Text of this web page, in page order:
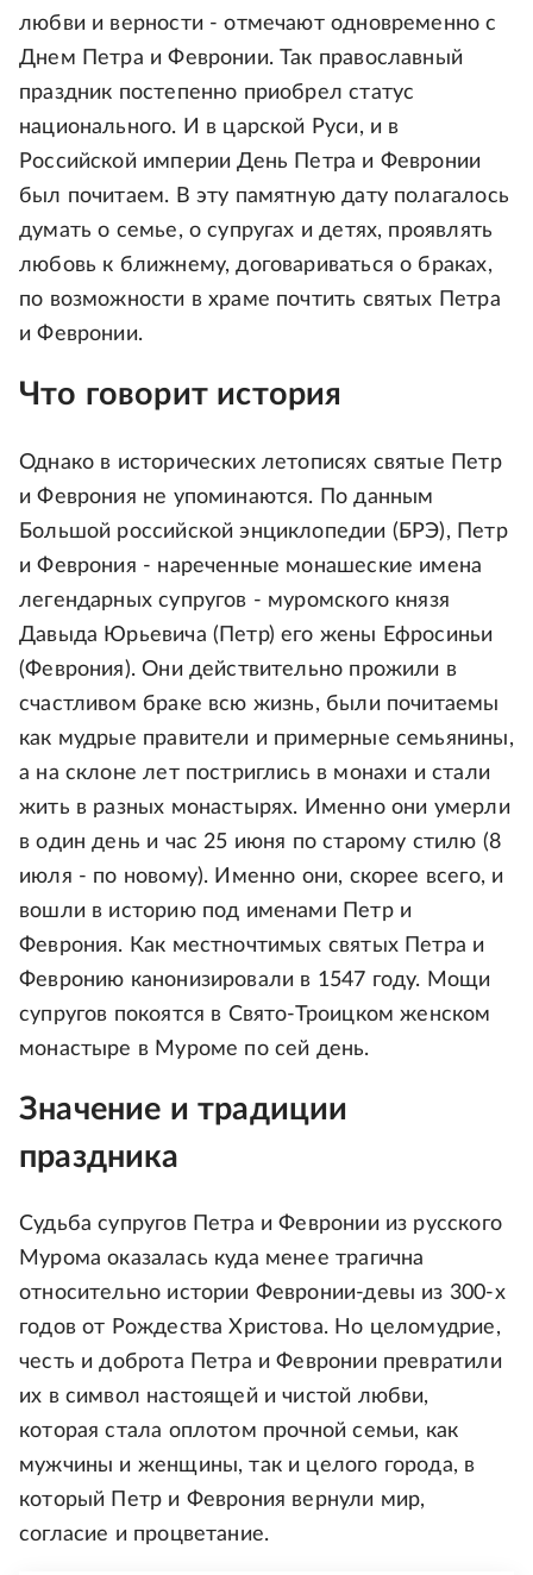
любви и верности - отмечают одновременно с
Днем Петра и Февронии. Так православный
праздник постепенно приобрел статус
национального. И в царской Руси, и в
Российской империи День Петра и Февронии
был почитаем. В эту памятную дату полагалось
думать о семье, о супругах и детях, проявлять
любовь к ближнему, договариваться о браках,
по возможности в храме почтить святых Петра
и Февронии.
Что говорит история
Однако в исторических летописях святые Петр
и Феврония не упоминаются. По данным
Большой российской энциклопедии (БРЭ), Петр
и Феврония - нареченные монашеские имена
легендарных супругов - муромского князя
Давыда Юрьевича (Петр) его жены Ефросиньи
(Феврония). Они действительно прожили в
счастливом браке всю жизнь, были почитаемы
как мудрые правители и примерные семьянины,
а на склоне лет постриглись в монахи и стали
жить в разных монастырях. Именно они умерли
в один день и час 25 июня по старому стилю (8
июля - по новому). Именно они, скорее всего, и
вошли в историю под именами Петр и
Феврония. Как местночтимых святых Петра и
Февронию канонизировали в 1547 году. Мощи
супругов покоятся в Свято-Троицком женском
монастыре в Муроме по сей день.
Значение и традиции
праздника
Судьба супругов Петра и Февронии из русского
Мурома оказалась куда менее трагична
относительно истории Февронии-девы из 300-х
годов от Рождества Христова. Но целомудрие,
честь и доброта Петра и Февронии превратили
их в символ настоящей и чистой любви,
которая стала оплотом прочной семьи, как
мужчины и женщины, так и целого города, в
который Петр и Феврония вернули мир,
согласие и процветание.